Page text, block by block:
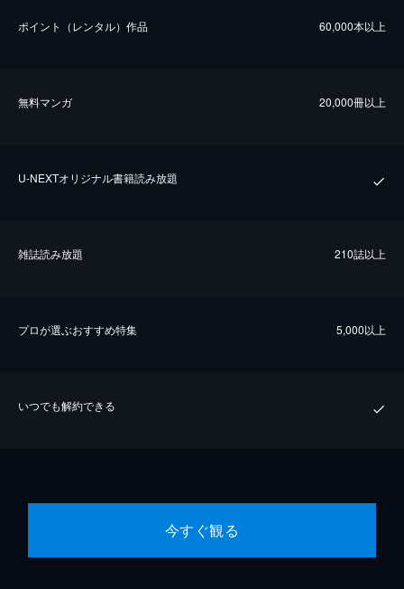
ポイント（レンタル）作品 60,000本以上
無料マンガ 20,000冊以上
U-NEXTオリジナル書籍読み放題
雑誌読み放題 210誌以上
プロが選ぶおすすめ特集 5,000以上
いつでも解約できる
今すぐ観る